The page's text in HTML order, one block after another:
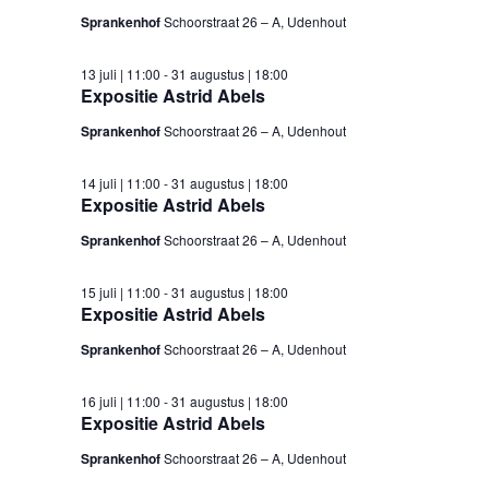
SprankenhofSchoorstraat 26 – A, Udenhout
Expositie Astrid Abels
13 juli | 11:00 -31 augustus | 18:00
SprankenhofSchoorstraat 26 – A, Udenhout
Expositie Astrid Abels
14 juli | 11:00 -31 augustus | 18:00
SprankenhofSchoorstraat 26 – A, Udenhout
Expositie Astrid Abels
15 juli | 11:00 -31 augustus | 18:00
SprankenhofSchoorstraat 26 – A, Udenhout
Expositie Astrid Abels
16 juli | 11:00 -31 augustus | 18:00
SprankenhofSchoorstraat 26 – A, Udenhout